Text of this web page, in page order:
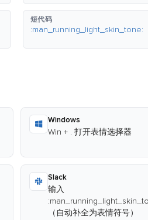
短代码
:man_running_light_skin_tone:
Windows
Win + . 打开表情选择器
Slack
输入
（自动补全为表情符号）